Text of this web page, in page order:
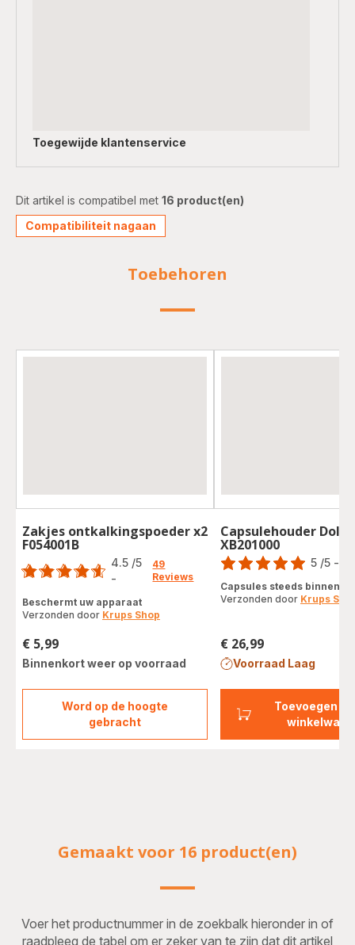
Toegewijde klantenservice
Dit artikel is compatibel met 16 product(en)
Compatibiliteit nagaan
Toebehoren
Word op de hoogte
gebracht
Zakjes
ontkalkingspoeder
Zakjes ontkalkingspoeder x2
F054001B
Score
4.5 /5
-
49
Reviews
Beschermt uw apparaat
Verzonden door Krups Shop
Prijs
€ 5,99
Binnenkort weer op voorraad
Toevoegen
Capsulehouder
XB201000
Score
met
(gemiddeld)
5 /5 -
Capsules steeds binnen
Verzonden door Krups
Prijs
€ 26,99
Voorraad Laag
Gemaakt voor 16 product(en)
Voer het productnummer in de zoekbalk hieronder in of
raadpleeg de tabel om er zeker van te zijn dat dit artikel